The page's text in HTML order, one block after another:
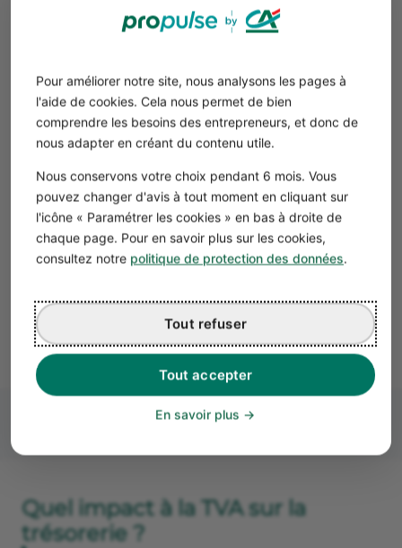
Pour améliorer notre site, nous analysons les pages à
l'aide de cookies. Cela nous permet de bien
comprendre les besoins des entrepreneurs, et donc de
nous adapter en créant du contenu utile.
Nous conservons votre choix pendant 6 mois. Vous
pouvez changer d'avis à tout moment en cliquant sur
l'icône « Paramétrer les cookies » en bas à droite de
chaque page. Pour en savoir plus sur les cookies,
consultez notre politique de protection des données.
Tout accepter
Tout refuser
En savoir plus
montants
généralement
stables dans
le temps
A retenir
L'idéal est de
payer une
vendue.
Préférez les
prélèvements
Quel impact à la TVA sur la
trésorerie ?